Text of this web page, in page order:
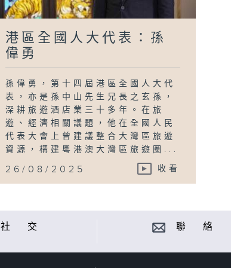
港區全國人大代表：孫
偉勇
孫偉勇，第十四屆港區全國人大代
表，亦是孫中山先生兄長之玄孫，
深耕旅遊酒店業三十多年。在旅
遊、經濟相關議題，他在全國人民
代表大會上曾建議整合大灣區旅遊
資源，構建粵港澳大灣區旅遊圈...
26/08/2025 收看
社 交 聯 絡